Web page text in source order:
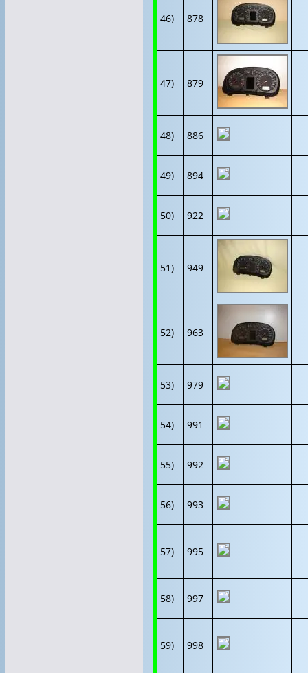
46) 878
47) 879
48) 886
49) 894
50) 922
51) 949
52) 963
53) 979
54) 991
55) 992
56) 993
57) 995
58) 997
59) 998